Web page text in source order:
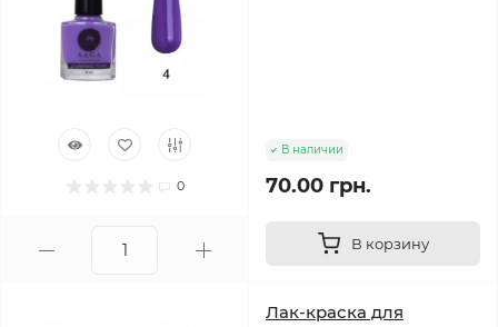
0
В наличии
70.00 грн.
В корзину
Лак-краска для